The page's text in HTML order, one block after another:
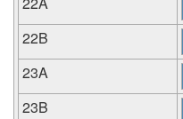
22B
23A
23B